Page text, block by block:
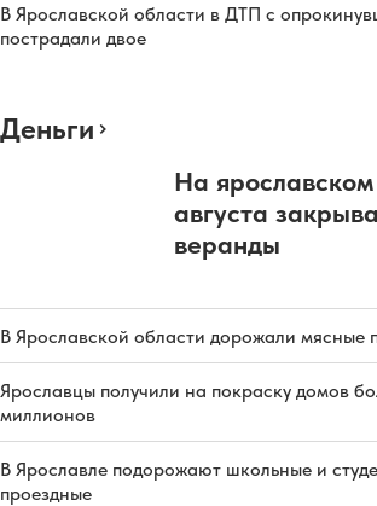
В Ярославской области в ДТП с
пострадали двое
Деньги
На
августа
веранды
В Ярославской области дорожали мясные
Ярославцы получили на покраску домов
миллионов
В Ярославле подорожают школьные и
проездные